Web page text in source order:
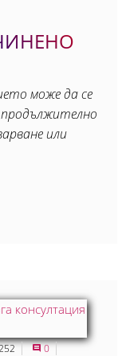
може да се
продължително
или
0